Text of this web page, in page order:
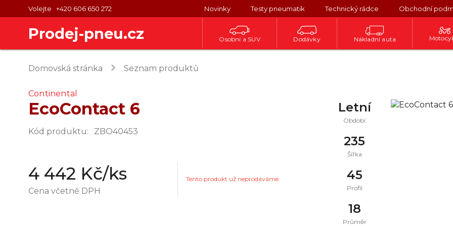
Volejte +420 606 650 272 Novinky Testy pneumatik Technický rádce Obchodní
Prodej-pneu.cz Osobní a SUV Dodávky Nákladní auta
Domovská stránka keyboard_arrow_right Seznam produktů
Continental
EcoContact 6
Kód produktu: ZBO40453
4 442 Kč/ks
Cena včetně DPH
Tento produkt už neprodáváme
Letní
Období
235
Šířka
45
Profil
18
Průměr